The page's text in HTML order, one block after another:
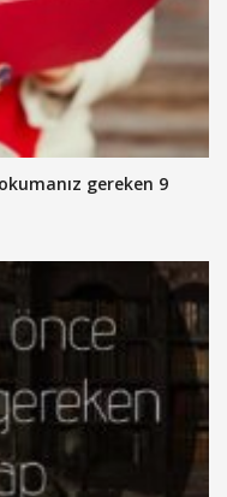
gereken 9